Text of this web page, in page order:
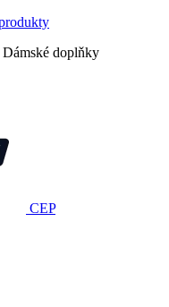
Dámské doplňky
CEP